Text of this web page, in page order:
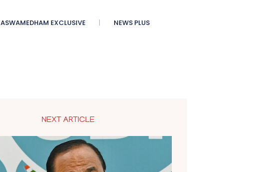
ASWAMEDHAM EXCLUSIVE NEWS PLUS
NEXT ARTICLE